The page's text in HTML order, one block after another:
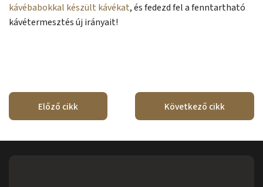
kávébabokkal készült kávékat, és fedezd fel a fenntartható
kávétermesztés új irányait!
Előző cikk Következő cikk